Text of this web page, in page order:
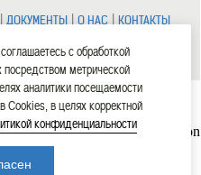
| ДОКУМЕНТЫ | О НАС | КОНТАКТЫ
экспертиз»
and client library minor version
in
blocks/db.php
on
с обработкой
метрической
аналитики посещаемости
Cookies, в целях корректной
конфиденциальности